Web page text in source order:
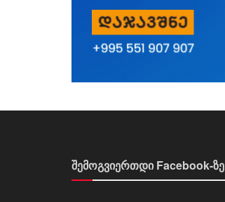
შემოგვიერთდი Facebook-ზე